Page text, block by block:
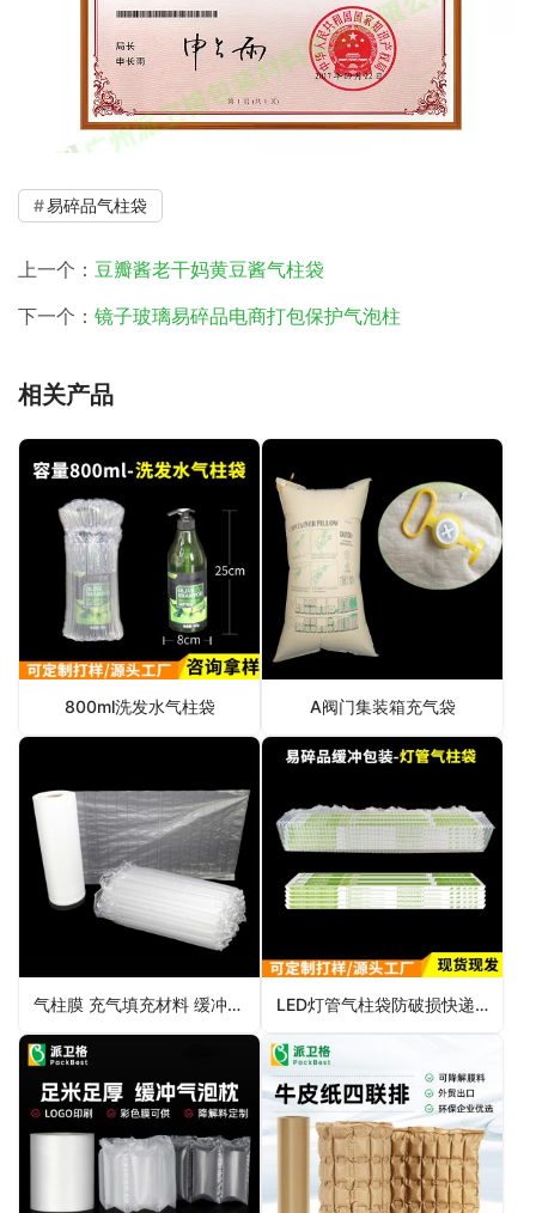
易碎品气柱袋
上一个： 豆瓣酱老干妈黄豆酱气柱袋
下一个： 镜子玻璃易碎品电商打包保护气泡柱
相关产品
800ml洗发水气柱袋 A阀门集装箱充气袋
气柱膜 充气填充材料 缓冲包装 LED灯管气柱袋防破损快递保护